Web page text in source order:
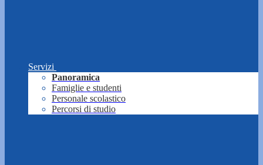
Servizi
Panoramica
Famiglie e studenti
Personale scolastico
Percorsi di studio